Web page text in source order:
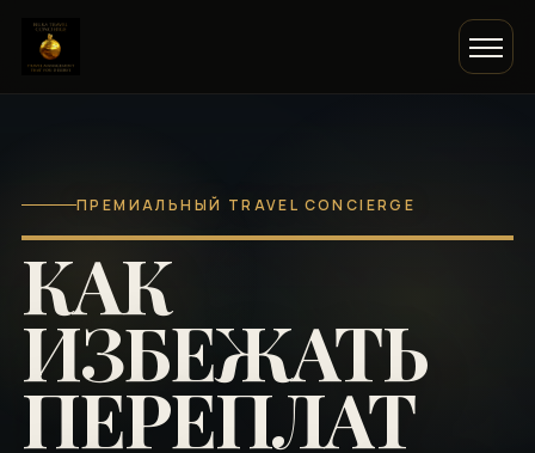
ПРЕМИАЛЬНЫЙ TRAVEL CONCIERGE
КАК
ИЗБЕЖАТЬ
ПЕРЕПЛАТ